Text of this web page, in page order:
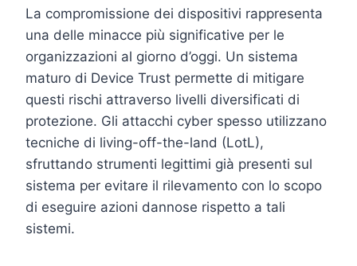
La compromissione dei dispositivi rappresenta
una delle minacce più significative per le
organizzazioni al giorno d’oggi. Un sistema
maturo di Device Trust permette di mitigare
questi rischi attraverso livelli diversificati di
protezione. Gli attacchi cyber spesso utilizzano
tecniche di living-off-the-land (LotL),
sfruttando strumenti legittimi già presenti sul
sistema per evitare il rilevamento con lo scopo
di eseguire azioni dannose rispetto a tali
sistemi.